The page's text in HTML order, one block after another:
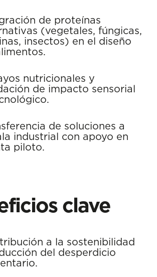
de proteínas
(vegetales, fúngicas,
insectos) en el diseño
nutricionales y
de impacto sensorial
de soluciones a
industrial con apoyo en
piloto.
clave
a la sostenibilidad
del desperdicio